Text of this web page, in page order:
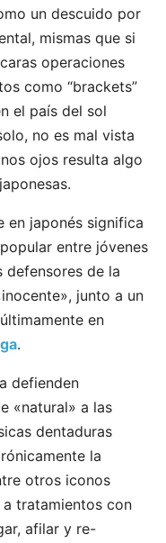
un descuido por
mismas que si
operaciones
como “brackets”
el país del sol
no es mal vista
ojos resulta algo
en japonés significa
entre jóvenes
defensores de la
junto a un
en
.
defienden
«natural» a las
dentaduras
la
otros iconos
a tratamientos con
afilar y re-